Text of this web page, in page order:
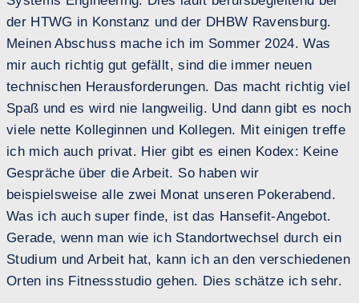
der HTWG in Konstanz und der DHBW Ravensburg.
Meinen Abschuss mache ich im Sommer 2024. Was
mir auch richtig gut gefällt, sind die immer neuen
technischen Herausforderungen. Das macht richtig viel
Spaß und es wird nie langweilig. Und dann gibt es noch
viele nette Kolleginnen und Kollegen. Mit einigen treffe
ich mich auch privat. Hier gibt es einen Kodex: Keine
Gespräche über die Arbeit. So haben wir
beispielsweise alle zwei Monat unseren Pokerabend.
Was ich auch super finde, ist das Hansefit-Angebot.
Gerade, wenn man wie ich Standortwechsel durch ein
Studium und Arbeit hat, kann ich an den verschiedenen
Orten ins Fitnessstudio gehen. Dies schätze ich sehr.